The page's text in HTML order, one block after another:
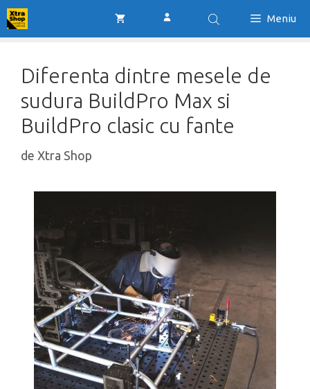
Sari
la
Meniu
Diferenta dintre mesele de
sudura BuildPro Max si
BuildPro clasic cu fante
de Xtra Shop